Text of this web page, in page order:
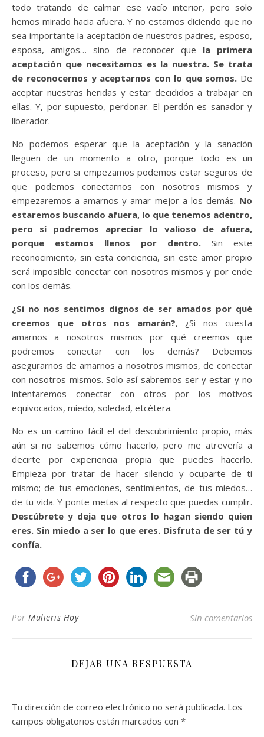
todo tratando de calmar ese vacío interior, pero solo
hemos mirado hacia afuera. Y no estamos diciendo que no
sea importante la aceptación de nuestros padres, esposo,
esposa, amigos… sino de reconocer que la primera
aceptación que necesitamos es la nuestra. Se trata
de reconocernos y aceptarnos con lo que somos. De
aceptar nuestras heridas y estar decididos a trabajar en
ellas. Y, por supuesto, perdonar. El perdón es sanador y
liberador.
No podemos esperar que la aceptación y la sanación
lleguen de un momento a otro, porque todo es un
proceso, pero si empezamos podemos estar seguros de
que podemos conectarnos con nosotros mismos y
empezaremos a amarnos y amar mejor a los demás. No
estaremos buscando afuera, lo que tenemos adentro,
pero sí podremos apreciar lo valioso de afuera,
porque estamos llenos por dentro. Sin este
reconocimiento, sin esta conciencia, sin este amor propio
será imposible conectar con nosotros mismos y por ende
con los demás.
¿Si no nos sentimos dignos de ser amados por qué
creemos que otros nos amarán?, ¿Si nos cuesta
amarnos a nosotros mismos por qué creemos que
podremos conectar con los demás? Debemos
asegurarnos de amarnos a nosotros mismos, de conectar
con nosotros mismos. Solo así sabremos ser y estar y no
intentaremos conectar con otros por los motivos
equivocados, miedo, soledad, etcétera.
No es un camino fácil el del descubrimiento propio, más
aún si no sabemos cómo hacerlo, pero me atrevería a
decirte por experiencia propia que puedes hacerlo.
Empieza por tratar de hacer silencio y ocuparte de ti
mismo; de tus emociones, sentimientos, de tus miedos…
de tu vida. Y ponte metas al respecto que puedas cumplir.
Descúbrete y deja que otros lo hagan siendo quien
eres. Sin miedo a ser lo que eres. Disfruta de ser tú y
confía.
Por Mulieris Hoy Sin comentarios
DEJAR UNA RESPUESTA
Tu dirección de correo electrónico no será publicada. Los
campos obligatorios están marcados con *